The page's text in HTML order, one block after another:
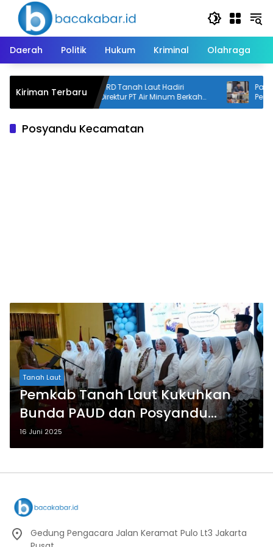
Langsung
konten
Daerah
Politik Hukum Kriminal Olahraga
Kiriman TerbaruSekretaris DPRD Tanah Laut Hadiri
Pelantikan Direktur PT Air Minum Berkah
Banua
Desa
Posyandu Kecamatan
Tanah Laut
Pemkab Tanah Laut Kukuhkan
Bunda PAUD dan Posyandu
Kecamatan
16 Juni 2025
Gedung Pengacara Jalan Keramat Pulo Lt3 Jakarta